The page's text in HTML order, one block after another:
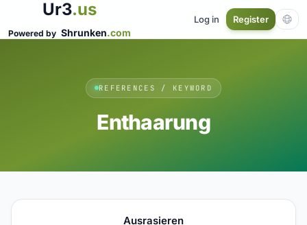
Ur3.us
Powered by Shrunken.com
Log in Register
REFERENCES / KEYWORD
Enthaarung
Ausrasieren